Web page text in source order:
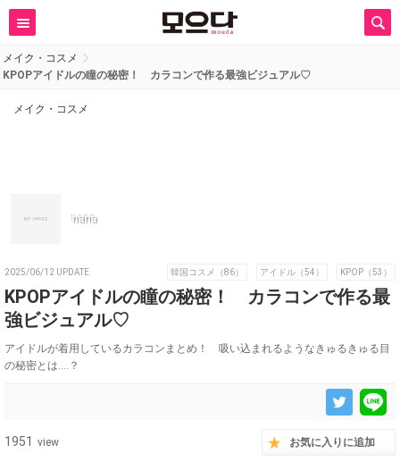
メイク・コスメ
KPOPアイドルの瞳の秘密！ カラコンで作る最強ビジュアル♡
メイク・コスメ
nana
2025/06/12 UPDATE 韓国コスメ（86） アイドル（54） KPOP（53）
KPOPアイドルの瞳の秘密！ カラコンで作る最
強ビジュアル♡
アイドルが着用しているカラコンまとめ！ 吸い込まれるようなきゅるきゅる目
の秘密とは....？
1951 view お気に入りに追加